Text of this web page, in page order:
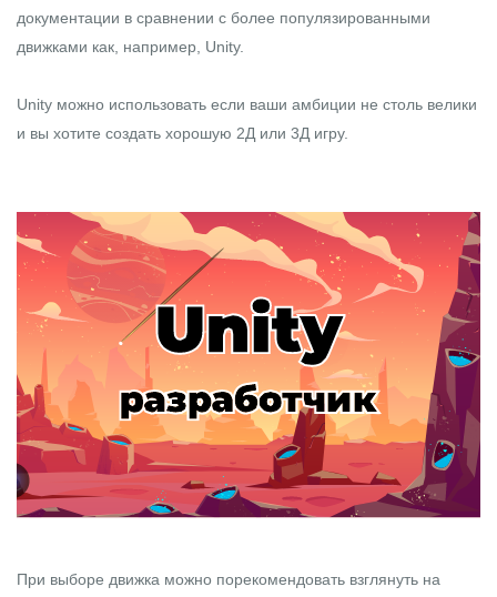
документации в сравнении с более популязированными
движками как, например, Unity.
Unity можно использовать если ваши амбиции не столь велики
и вы хотите создать хорошую 2Д или 3Д игру.
При выборе движка можно порекомендовать взглянуть на